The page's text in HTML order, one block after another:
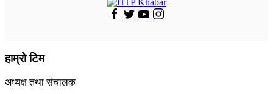
हाम्रो टिम
अध्यक्ष तथा संचालक